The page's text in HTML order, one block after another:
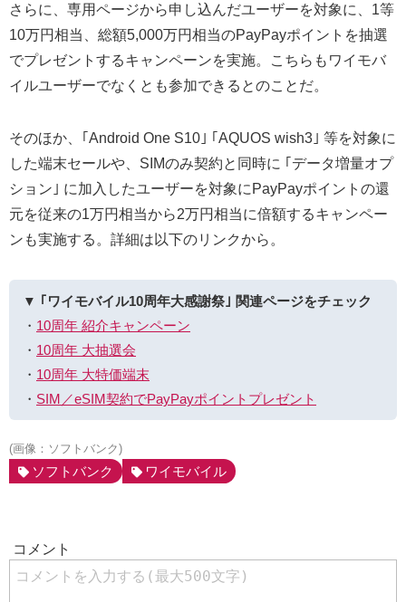
さらに、専用ページから申し込んだユーザーを対象に、1等
10万円相当、総額5,000万円相当のPayPayポイントを抽選
でプレゼントするキャンペーンを実施。こちらもワイモバ
イルユーザーでなくとも参加できるとのことだ。
そのほか、｢Android One S10｣ ｢AQUOS wish3｣ 等を対象に
した端末セールや、SIMのみ契約と同時に ｢データ増量オプ
ション｣ に加入したユーザーを対象にPayPayポイントの還
元を従来の1万円相当から2万円相当に倍額するキャンペー
ンも実施する。詳細は以下のリンクから。
▼ ｢ワイモバイル10周年大感謝祭｣ 関連ページをチェック
・ 10周年 紹介キャンペーン
・ 10周年 大抽選会
・ 10周年 大特価端末
・ SIM／eSIM契約でPayPayポイントプレゼント
(画像：ソフトバンク)
ソフトバンク ワイモバイル